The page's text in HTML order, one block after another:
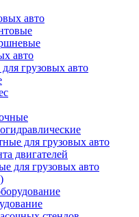
авто
авто
грузовых авто
для грузовых авто
двигателей
для грузовых авто